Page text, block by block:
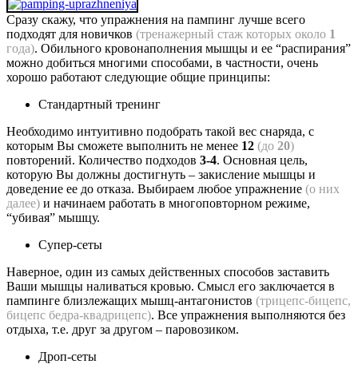
Сразу скажу, что упражнения на пампинг лучше всего
подходят для новичков (тренажерный стаж которых около 1
года). Обильного кровонаполнения мышцы и ее “распирания”
можно добиться многими способами, в частности, очень
хорошо работают следующие общие принципы:
Стандартный тренинг
Необходимо интуитивно подобрать такой вес снаряда, с
которым Вы сможете выполнить не менее 12 (до 20)
повторений. Количество подходов 3-4. Основная цель,
которую Вы должны достигнуть – закисление мышцы и
доведение ее до отказа. Выбираем любое упражнение (о них
далее) и начинаем работать в многоповторном режиме,
“убивая” мышцу.
Супер-сеты
Наверное, один из самых действенных способов заставить
Ваши мышцы наливаться кровью. Смысл его заключается в
пампинге близлежащих мышц-антагонистов (трицепс-бицепс,
бицепс бедра-квадрицепс). Все упражнения выполняются без
отдыха, т.е. друг за другом – паровозиком.
Дроп-сеты